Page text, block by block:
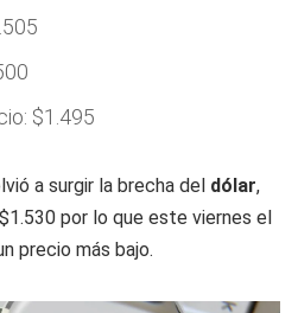
$1.495
a surgir la brecha del dólar,
por lo que este viernes el
precio más bajo.